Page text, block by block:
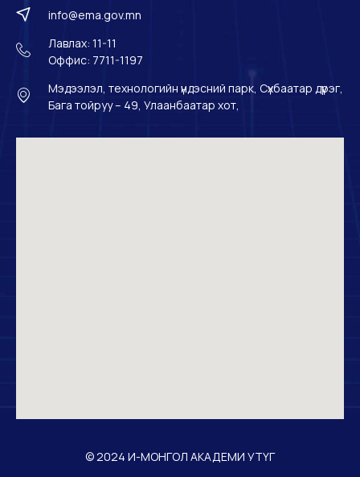
info@ema.gov.mn
Лавлах: 11-11
Оффис: 7711-1197
Мэдээлэл, технологийн үндэсний парк, Сүхбаатар дүүрэг,
Бага тойруу – 49, Улаанбаатар хот,
© 2024 И-МОНГОЛ АКАДЕМИ УТҮГ